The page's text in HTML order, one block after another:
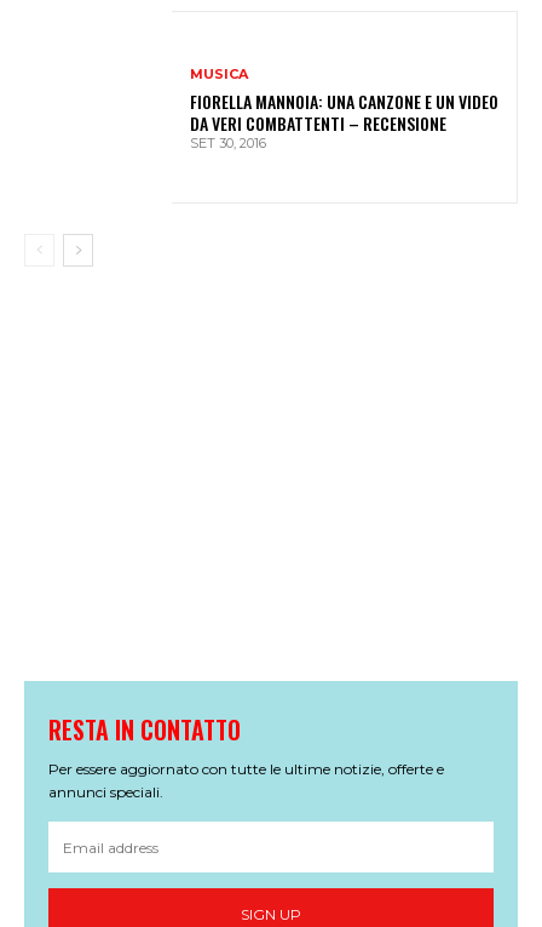
MUSICA
FIORELLA MANNOIA: UNA CANZONE E UN VIDEO
DA VERI COMBATTENTI – RECENSIONE
SET 30, 2016
RESTA IN CONTATTO
Per essere aggiornato con tutte le ultime notizie, offerte e
annunci speciali.
SIGN UP